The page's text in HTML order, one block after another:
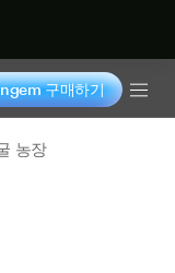
구매하기
농장